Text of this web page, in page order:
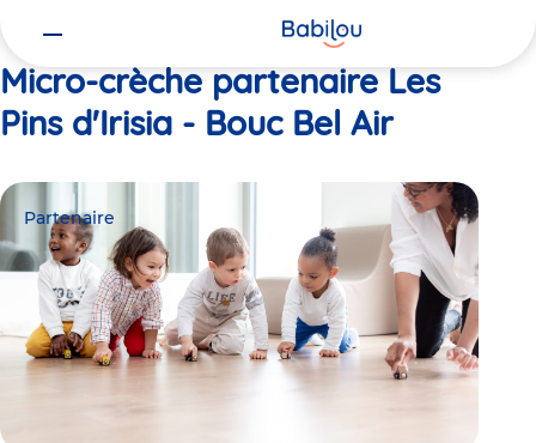
Micro-crèche partenaire Les
Pins d'Irisia - Bouc Bel Air
Partenaire